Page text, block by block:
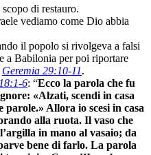
di restauro.
vediamo come Dio abbia
il popolo si rivolgeva a falsi
a Babilonia per poi riportare
Geremia 29:10-11.
6: “Ecco la parola che fu
«Alzati, scendi in casa
Allora io scesi in casa
alla ruota. Il vaso che
in mano al vasaio; da
bene di farlo. La parola